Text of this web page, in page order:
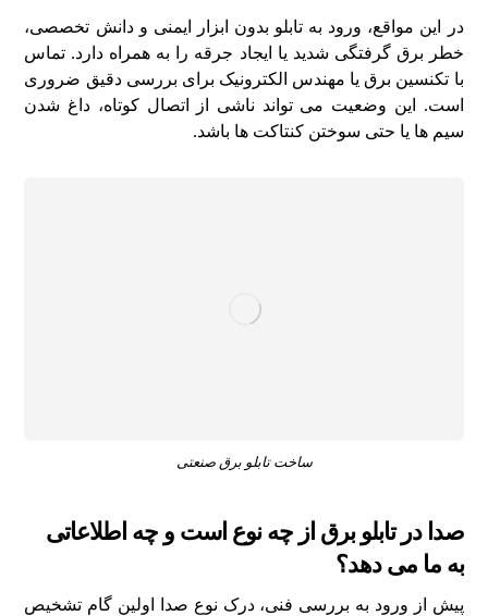
در این مواقع، ورود به تابلو بدون ابزار ایمنی و دانش تخصصی،
خطر برق‌ گرفتگی شدید یا ایجاد جرقه را به همراه دارد. تماس
با تکنسین برق یا مهندس الکترونیک برای بررسی دقیق ضروری
است. این وضعیت می‌ تواند ناشی از اتصال کوتاه، داغ شدن
سیم‌ ها یا حتی سوختن کنتاکت‌ ها باشد.
ساخت تابلو برق صنعتی
صدا در تابلو برق از چه نوع است و چه اطلاعاتی
به ما می‌ دهد؟
پیش از ورود به بررسی فنی، درک نوع صدا اولین گام تشخیص